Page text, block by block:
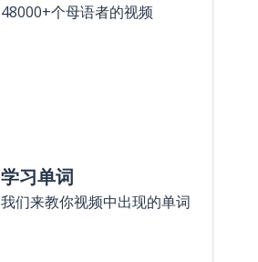
48000+个母语者的视频
学习单词
我们来教你视频中出现的单词